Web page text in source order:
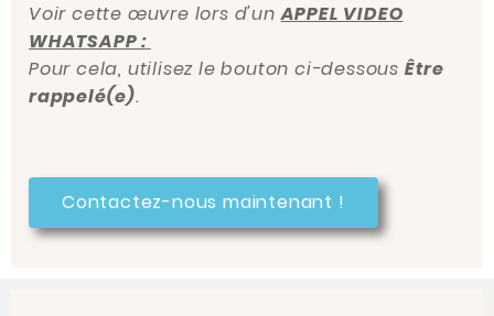
Voir cette œuvre lors d'unAPPEL VIDEO
WHATSAPP :
Pour cela, utilisez le bouton ci-dessous Être
rappelé(e).
Contactez-nous maintenant !